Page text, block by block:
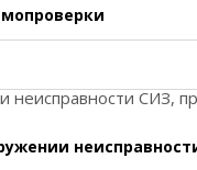
неисправности СИЗ,